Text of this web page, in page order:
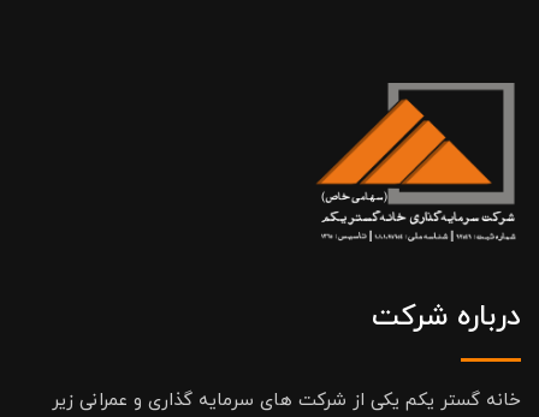
درباره شرکت
خانه گستر یکم یکی از شرکت های سرمایه گذاری و عمرانی زیر